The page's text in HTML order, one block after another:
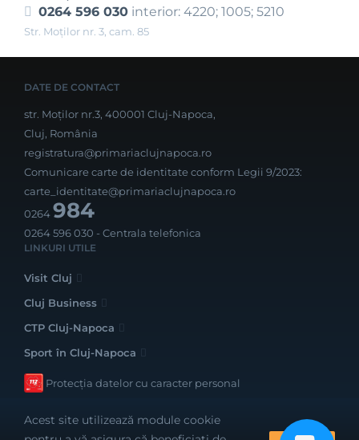
0264 596 030 interior: 4220; 1005; 5210
Str. Moţilor nr. 3, cam. 85
DATE DE CONTACT
str. Moților nr.3, 400001 Cluj-Napoca,
Cluj, România
registratura@primariaclujnapoca.ro
Comunicare carte de identitate conform Legii 9/2023:
carte_identitate@primariaclujnapoca.ro
0264984
0264 596 030 - Centrala telefonica
LINKURI UTILE
Visit Cluj
Cluj Business
CTP Cluj-Napoca
Sport în Cluj-Napoca
Protecția datelor cu caracter personal
Acest site utilizează module cookie